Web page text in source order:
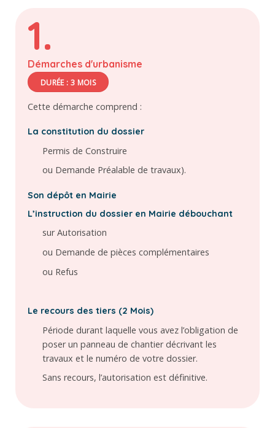
1.
Démarches d'urbanisme
DURÉE : 3 MOIS
Cette démarche comprend :
La constitution du dossier
Permis de Construire
ou Demande Préalable de travaux).
Son dépôt en Mairie
L’instruction du dossier en Mairie débouchant
sur Autorisation
ou Demande de pièces complémentaires
ou Refus
Le recours des tiers (2 Mois)
Période durant laquelle vous avez l’obligation de
poser un panneau de chantier décrivant les
travaux et le numéro de votre dossier.
Sans recours, l’autorisation est définitive.